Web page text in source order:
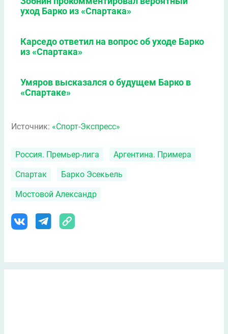
уход Барко из «Спартака»
Карседо ответил на вопрос об уходе Барко
из «Спартака»
Умяров высказался о будущем Барко в
«Спартаке»
Источник: «Спорт-Экспресс»
Россия. Премьер-лига Аргентина. Примера
Спартак Барко Эсекьель
Мостовой Александр